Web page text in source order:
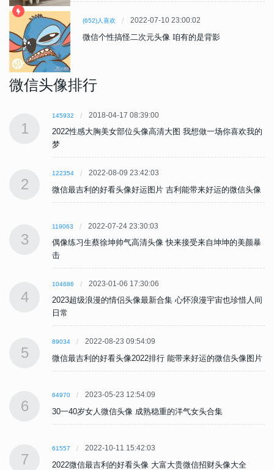
(652)人喜欢 2022-07-10 23:00:02
微信个性搞怪二次元头像 咱有的是背影
微信头像排行
1
145932 2018-04-17 08:39:00
2022性感大胸美女部位头像高清大图 我想做一场你喜欢我的
梦
2
122354 2022-08-09 23:42:03
微信最吉利的好看头像好运图片 吉利能带来好运的微信头像
3
119063 2022-07-24 23:30:03
偶像练习生蔡徐坤帅气高清头像 快来接受来自坤坤的美颜暴
击
4
104686 2023-01-06 17:30:06
2023超级浪漫的情侣头像最新合集 心怀浪漫宇宙也珍惜人间
日常
5
89034 2022-08-23 09:54:09
微信最吉利的好看头像2022排行 能带来好运的微信头像图片
6
64970 2023-05-23 12:54:09
30一40岁女人微信头像 成熟稳重的洋气女头合集
7
61557 2022-10-11 15:42:03
2022微信最吉利的好看头像 大富大贵微信招财头像大全